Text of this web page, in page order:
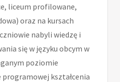
liceum profilowane,
oraz na kursach
nabyli wiedzę i
się w języku obcym w
poziomie
kształcenia